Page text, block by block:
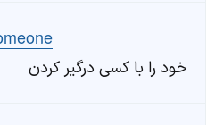
خود را با کسی درگیر کردن